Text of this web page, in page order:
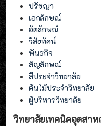
ปรัชญา
เอกลักษณ์
อัตลักษณ์
วิสัยทัศน์
พันธกิจ
สัญลักษณ์
สีประจำวิทยาลัย
ต้นไม้ประจำวิทยาลัย
ผู้บริหารวิทยาลัย
วิทยาลัยเทคนิคอุตสา